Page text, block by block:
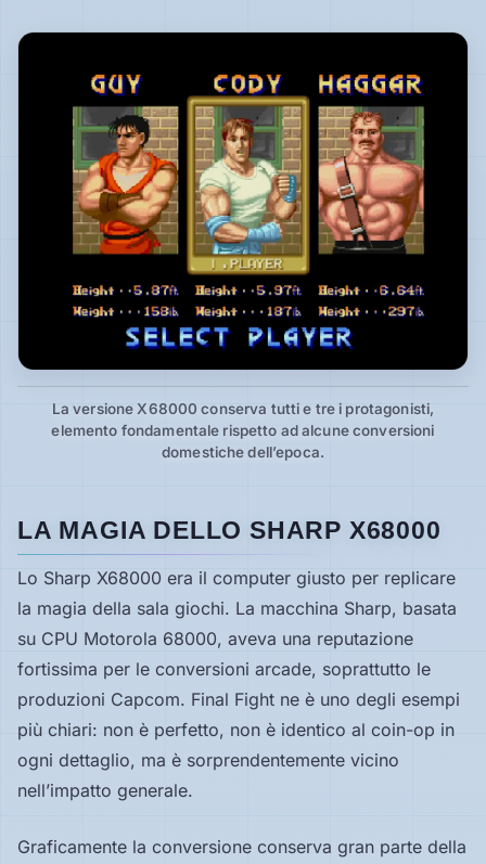
La versione X68000 conserva tutti e tre i protagonisti,
elemento fondamentale rispetto ad alcune conversioni
domestiche dell’epoca.
LA MAGIA DELLO SHARP X68000
Lo Sharp X68000 era il computer giusto per replicare
la magia della sala giochi. La macchina Sharp, basata
su CPU Motorola 68000, aveva una reputazione
fortissima per le conversioni arcade, soprattutto le
produzioni Capcom. Final Fight ne è uno degli esempi
più chiari: non è perfetto, non è identico al coin-op in
ogni dettaglio, ma è sorprendentemente vicino
nell’impatto generale.
Graficamente la conversione conserva gran parte della